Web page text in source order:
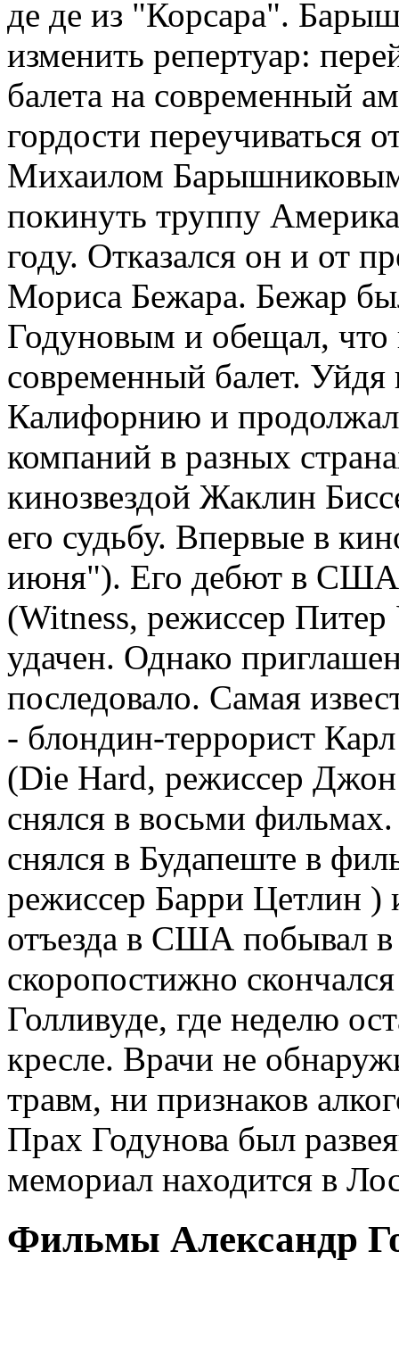
де де из "Корсара".
изменить репертуар:
балета на современный
гордости переучиваться
Михаилом
покинуть труппу
году. Oткaзался он и от
Мориса Бежара. Бежар
Годуновым и обещал, что
современный балет.
Калифорнию и
компаний в разных
кинозвездой Жаклин
его судьбу. Впервые в
июня"). Его дебют в США
(Witness, режиссер
удачен. Однако
последовало. Самая
- блондин-террорист
(Die Hard, режиссер
снялся в восьми
снялся в Будапеште в
режиссер Барри Цетлин )
отъезда в США побывал
скоропостижно
Голливуде, где неделю
кресле. Врачи не
травм, ни признаков
Прах Годунова был
мемориал находится в
Фильмы Александр